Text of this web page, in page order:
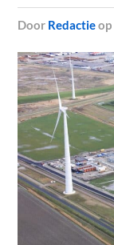
door Redactieop